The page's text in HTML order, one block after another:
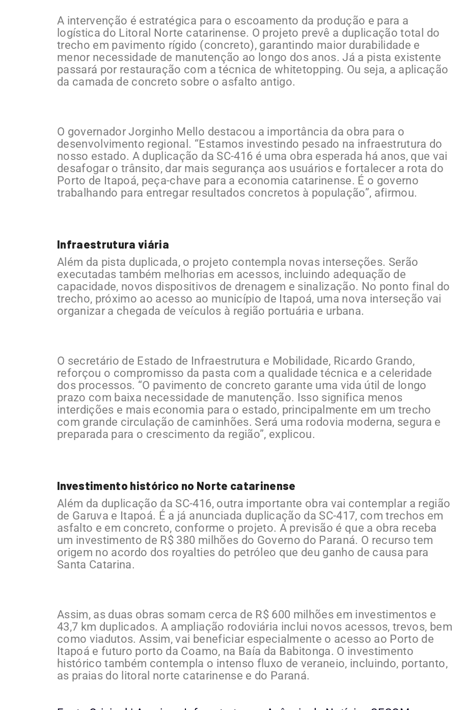
A intervenção é estratégica para o escoamento da produção e para a
logística do Litoral Norte catarinense. O projeto prevê a duplicação total do
trecho em pavimento rígido (concreto), garantindo maior durabilidade e
menor necessidade de manutenção ao longo dos anos. Já a pista existente
passará por restauração com a técnica de whitetopping. Ou seja, a aplicação
da camada de concreto sobre o asfalto antigo.
O governador Jorginho Mello destacou a importância da obra para o
desenvolvimento regional. “Estamos investindo pesado na infraestrutura do
nosso estado. A duplicação da SC-416 é uma obra esperada há anos, que vai
desafogar o trânsito, dar mais segurança aos usuários e fortalecer a rota do
Porto de Itapoá, peça-chave para a economia catarinense. É o governo
trabalhando para entregar resultados concretos à população”, afirmou.
Infraestrutura viária
Além da pista duplicada, o projeto contempla novas interseções. Serão
executadas também melhorias em acessos, incluindo adequação de
capacidade, novos dispositivos de drenagem e sinalização. No ponto final do
trecho, próximo ao acesso ao município de Itapoá, uma nova interseção vai
organizar a chegada de veículos à região portuária e urbana.
O secretário de Estado de Infraestrutura e Mobilidade, Ricardo Grando,
reforçou o compromisso da pasta com a qualidade técnica e a celeridade
dos processos. “O pavimento de concreto garante uma vida útil de longo
prazo com baixa necessidade de manutenção. Isso significa menos
interdições e mais economia para o estado, principalmente em um trecho
com grande circulação de caminhões. Será uma rodovia moderna, segura e
preparada para o crescimento da região”, explicou.
Investimento histórico no Norte catarinense
Além da duplicação da SC-416, outra importante obra vai contemplar a região
de Garuva e Itapoá. É a já anunciada duplicação da SC-417, com trechos em
asfalto e em concreto, conforme o projeto. A previsão é que a obra receba
um investimento de R$ 380 milhões do Governo do Paraná. O recurso tem
origem no acordo dos royalties do petróleo que deu ganho de causa para
Santa Catarina.
Assim, as duas obras somam cerca de R$ 600 milhões em investimentos e
43,7 km duplicados. A ampliação rodoviária inclui novos acessos, trevos, bem
como viadutos. Assim, vai beneficiar especialmente o acesso ao Porto de
Itapoá e futuro porto da Coamo, na Baía da Babitonga. O investimento
histórico também contempla o intenso fluxo de veraneio, incluindo, portanto,
as praias do litoral norte catarinense e do Paraná.